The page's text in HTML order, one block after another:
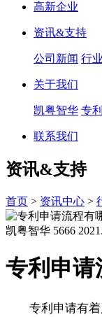
高新企业
资讯&支持
公司新闻 行
关于我们
凯粤智华 专
联系我们
资讯&支持
首页 > 资讯中心 >
凯粤智华 5666
专利申请
专利申请有着严